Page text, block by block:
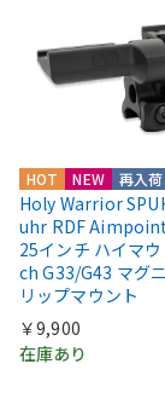
HOT NEW 再入荷
Holy Warrior
uhr RDF
25インチ ハイマ
ch G33/G43 マグ
リップマウント
￥9,900
在庫あり